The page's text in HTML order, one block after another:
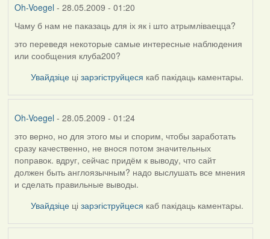
Oh-Voegel - 28.05.2009 - 01:20
In
reply
to
Harrier
Чаму б нам не паказаць для іх як і што атрымліваецца?
это переведя некоторые самые интересные наблюдения
или сообщения клуба200?
Увайдзіце цізарэгіструйцеся каб пакідаць каментары.
Oh-Voegel - 28.05.2009 - 01:24
In
reply
to
by
Kiolk
это верно, но для этого мы и спорим, чтобы заработать
сразу качественно, не внося потом значительных
поправок. вдруг, сейчас придём к выводу, что сайт
должен быть англоязычным? надо выслушать все мнения
и сделать правильные выводы.
Увайдзіце цізарэгіструйцеся каб пакідаць каментары.